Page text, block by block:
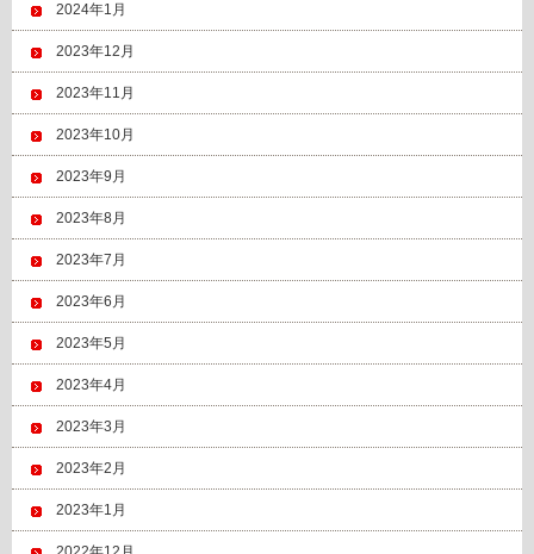
2024年1月
2023年12月
2023年11月
2023年10月
2023年9月
2023年8月
2023年7月
2023年6月
2023年5月
2023年4月
2023年3月
2023年2月
2023年1月